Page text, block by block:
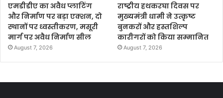
एमडीडीए का अवैध प्लाटिंग
और निर्माण पर बड़ा एक्शन, दो
स्थानों पर ध्वस्तीकरण, मसूरी
मार्ग पर अवैध निर्माण सील
August 7, 2026
राष्ट्रीय हथकरघा दिवस पर
मुख्यमंत्री धामी ने उत्कृष्ट
बुनकरों और हस्तशिल्प
कारीगरों को किया सम्मानित
August 7, 2026